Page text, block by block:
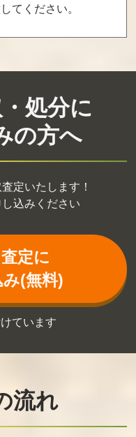
12,000
買取価格
11,000
ッ
クライシスフ
買取価格
ス ミンキーモモ
買取価格
10,000
豆の木ものがた
り
買取価格
てください。
処分に
の方へ
定いたします！
込みください
定に
(無料)
ています
流れ